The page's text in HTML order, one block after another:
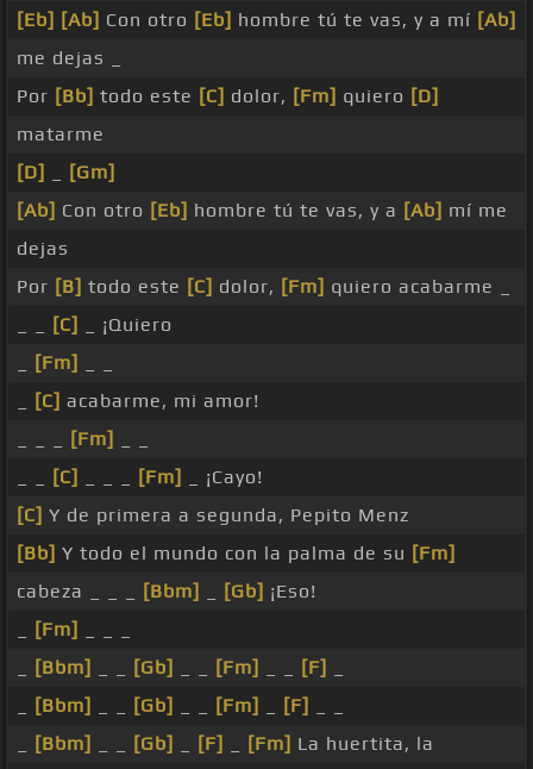
[Eb] [Ab] Con otro [Eb] hombre tú te vas, y a mí [Ab]
me dejas _
Por [Bb] todo este [C] dolor, [Fm] quiero [D]
matarme
[D]
[Gm]
[Ab] Con otro [Eb] hombre tú te vas, y a [Ab] mí me
dejas
Por [B] todo este [C] dolor, [Fm] quiero acabarme _
[C]
_ ¡Quiero
[Fm]
[C] acabarme, mi amor!
[Fm]
[C] [Fm]
_ ¡Cayo!
[C] Y de primera a segunda, Pepito Menz
[Bb] Y todo el mundo con la palma de su [Fm]
cabeza _ _ _
[Bbm] [Gb] ¡Eso!
[Fm]
[Bbm] [Gb] [Fm] [F]
[Bbm] [Gb] [Fm] [F]
[Bbm] [Gb] [F] [Fm] La huertita, la